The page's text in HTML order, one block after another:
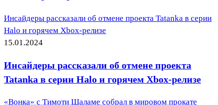
Инсайдеры рассказали об отмене проекта Tatanka в серии
Halo и горячем Xbox-релизе
15.01.2024
Инсайдеры рассказали об отмене проекта
Tatanka в серии Halo и горячем Xbox-релизе
«Вонка» с Тимоти Шаламе собрал в мировом прокате